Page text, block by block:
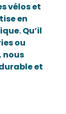
vélos et
en
Qu’il
ou
nous
et